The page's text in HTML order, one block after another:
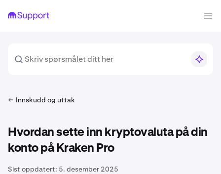
Innskudd og uttak
Hvordan sette inn kryptovaluta på din
konto på Kraken Pro
Sist oppdatert: 5. desember 2025